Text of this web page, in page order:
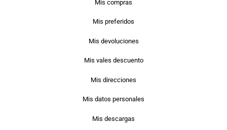
Mis compras
Mis preferidos
Mis devoluciones
Mis vales descuento
Mis direcciones
Mis datos personales
Mis descargas